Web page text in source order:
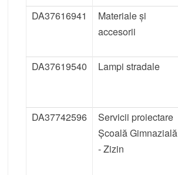
DA37616941
Materiale și
accesorii
DA37619540
Lampi stradale
DA37742596
Servicii proiectare
Școală Gimnazială
- Zizin